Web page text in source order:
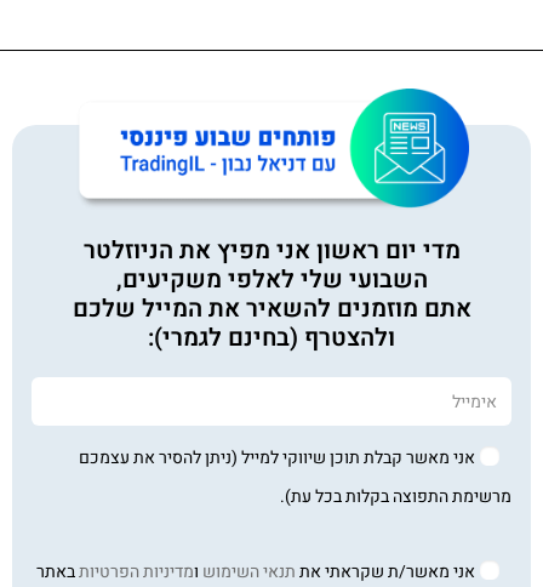
מדי יום ראשון אני מפיץ את הניוזלטר
השבועי שלי לאלפי משקיעים,
אתם מוזמנים להשאיר את המייל שלכם
ולהצטרף (בחינם לגמרי):
אני מאשר קבלת תוכן שיווקי למייל (ניתן להסיר את עצמכם
מרשימת התפוצה בקלות בכל עת).
אני מאשר/ת שקראתי אתתנאי השימוש ומדיניות הפרטיותבאתר